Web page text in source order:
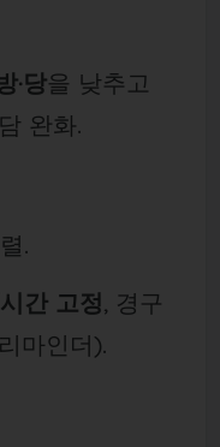
·당을 낮추고
완화.
.
간 고정 , 경구
마인더).